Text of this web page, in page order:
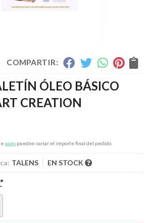
COMPARTIR:
ÓLEO BÁSICO
CREATION
pago pueden variar el importe final del pedido.
TALENS EN STOCK